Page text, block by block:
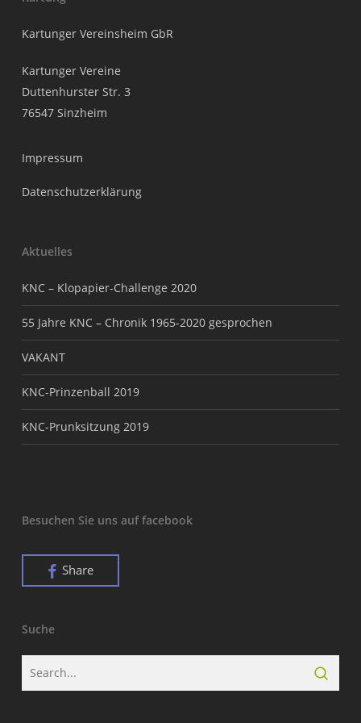
Kartunger Vereinsheim GbR
Kartunger Vereine
Duttenhurster Str. 3
76547 Sinzheim
Impressum
Datenschutzerklärung
Aktuelles
KNC – Klopapier-Challenge 2020
55 Jahre KNC – Chronik 1965-2020 gesprochen
VAKANT
KNC-Prinzenball 2019
KNC-Prunksitzung 2019
Besuchen Sie uns auf facebook
Share
Suche